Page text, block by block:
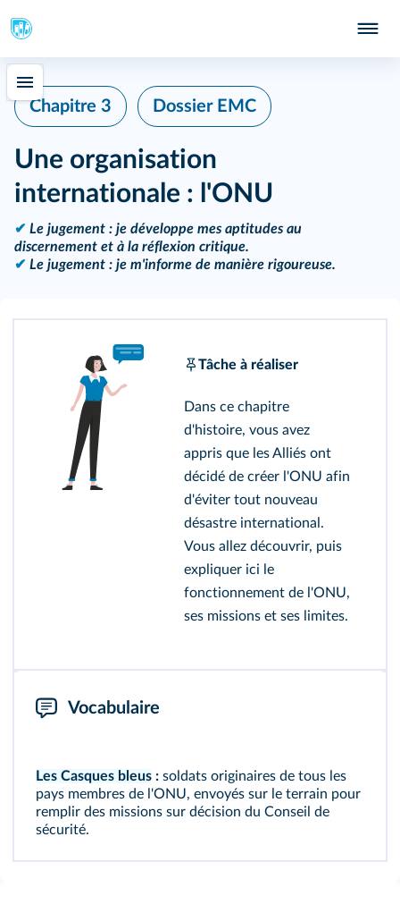
Chapitre 3 Dossier EMC
Une organisation
internationale : l'ONU
✔ Le jugement : je développe mes aptitudes au
discernement et à la réflexion critique.
✔ Le jugement : je m'informe de manière rigoureuse.
Tâche à réaliser
Dans ce chapitre
d'histoire, vous avez
appris que les Alliés ont
décidé de créer l'ONU afin
d'éviter tout nouveau
désastre international.
Vous allez découvrir, puis
expliquer ici le
fonctionnement de l'ONU,
ses missions et ses limites.
Vocabulaire
Les Casques bleus : soldats originaires de tous les
pays membres de l'ONU, envoyés sur le terrain pour
remplir des missions sur décision du Conseil de
sécurité.